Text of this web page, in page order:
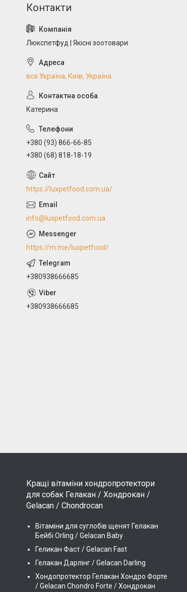
Люкспетфуд | Якісні зоотовари
вся Україна, Київ, Україна
Катерина
+380 (93) 866-66-85
+380 (68) 818-18-19
https://luxpetfood.com.ua/
info@luxpetfood.com.ua
https://m.me/luxpetfood/
+380938666685
+380938666685
Кращі вітаміни хондропротектори
для собак Гелакан / Хондрокан /
Gelacan / Chondrocan
Вітаміни для суглобів щенят Гелакан
Бейбі Orling / Gelacan Baby
Геликан Фаст / Gelacan Fast
Гелакан Дарлінг / Gelacan Darling
Хондопротектор Гелакан Хондро Форте
/ Gelacan Chondro Forte / Хондрокан